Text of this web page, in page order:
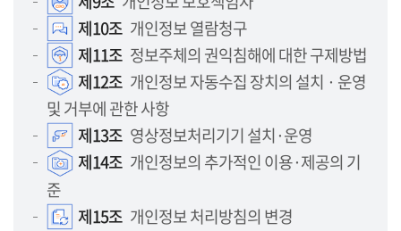
제10조 개인정보 열람청구
제11조 정보주체의 권익침해에 대한 구제방법
제12조 개인정보 자동수집 장치의 설치 · 운영
및 거부에 관한 사항
제13조 영상정보처리기기 설치·운영
제14조 개인정보의 추가적인 이용·제공의 기
준
제15조 개인정보 처리방침의 변경